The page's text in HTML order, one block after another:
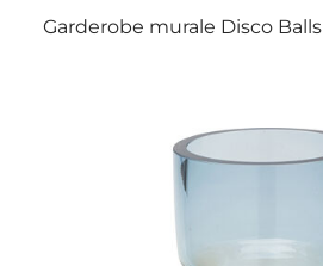
Garderobe murale Disco Balls